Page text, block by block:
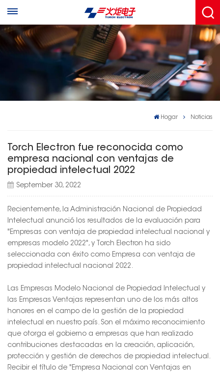
Hogar Noticias
Torch Electron fue reconocida como
empresa nacional con ventajas de
propiedad intelectual 2022
September 30, 2022
Recientemente, la Administración Nacional de Propiedad
Intelectual anunció los resultados de la evaluación para
"Empresas con ventaja de propiedad intelectual nacional y
empresas modelo 2022", y Torch Electron ha sido
seleccionada con éxito como Empresa con ventaja de
propiedad intelectual nacional 2022.
Las Empresas Modelo Nacional de Propiedad Intelectual y
las Empresas Ventajas representan uno de los más altos
honores en el campo de la gestión de la propiedad
intelectual en nuestro país. Son el máximo reconocimiento
que otorga el gobierno a empresas que han realizado
contribuciones destacadas en la creación, aplicación,
protección y gestión de derechos de propiedad intelectual.
Recibir el título de "Empresa Nacional con Ventajas en